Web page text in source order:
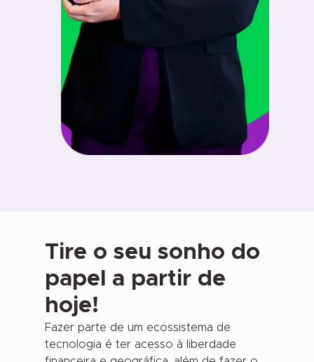
Tire o seu sonho do
papel a partir de
hoje!
Fazer parte de um ecossistema de
tecnologia é ter acesso à liberdade